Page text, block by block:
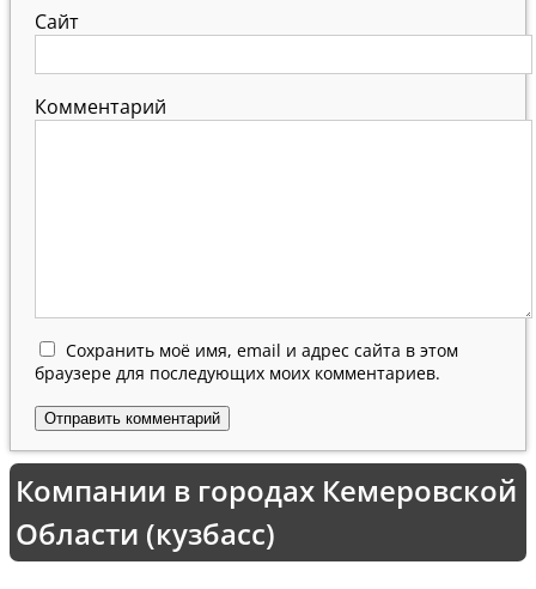
Сайт
Комментарий
Сохранить моё имя, email и адрес сайта в этом
браузере для последующих моих комментариев.
Компании в городах Кемеровской
Области (кузбасс)